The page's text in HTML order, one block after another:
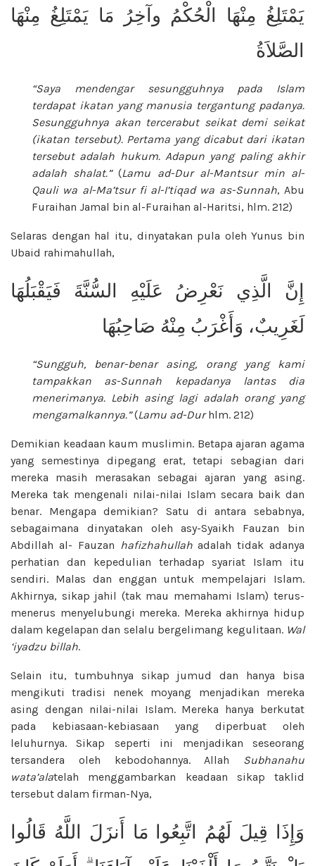
يَمْتَلِغُ مِنْهَا الْحُكْمُ وآخِرُ مَا يَمْتَلِغُ مِنْهَا
الصَّلاَةُ
“Saya mendengar sesungguhnya pada Islam
terdapat ikatan yang manusia tergantung padanya.
Sesungguhnya akan tercerabut seikat demi seikat
(ikatan tersebut). Pertama yang dicabut dari ikatan
tersebut adalah hukum. Adapun yang paling akhir
adalah shalat.”(Lamu ad-Dur al-Mantsur min al-
Qauli wa al-Ma’tsur fi al-I’tiqad wa as-Sunnah, Abu
Furaihan Jamal bin al-Furaihan al-Haritsi, hlm. 212)
Selaras dengan hal itu, dinyatakan pula oleh Yunus bin
Ubaid rahimahullah,
إِنَّ الَّذِي نَعْرِضُ عَلَيْهِ السُّنَّةَ فَيَقْبَلُهَا
لَغَرِيبٌ، وَأَغْرَبُ مِنْهُ صَاحِبُهَا
“Sungguh, benar-benar asing, orang yang kami
tampakkan as-Sunnah kepadanya lantas dia
menerimanya. Lebih asing lagi adalah orang yang
mengamalkannya.”(Lamu ad-Durhlm. 212)
Demikian keadaan kaum muslimin. Betapa ajaran agama
yang semestinya dipegang erat, tetapi sebagian dari
mereka masih merasakan sebagai ajaran yang asing.
Mereka tak mengenali nilai-nilai Islam secara baik dan
benar. Mengapa demikian? Satu di antara sebabnya,
sebagaimana dinyatakan oleh asy-Syaikh Fauzan bin
Abdillah al- Fauzan hafizhahullahadalah tidak adanya
perhatian dan kepedulian terhadap syariat Islam itu
sendiri. Malas dan enggan untuk mempelajari Islam.
Akhirnya, sikap jahil (tak mau memahami Islam) terus-
menerus menyelubungi mereka. Mereka akhirnya hidup
dalam kegelapan dan selalu bergelimang kegulitaan. Wal
‘iyadzu billah.
Selain itu, tumbuhnya sikap jumud dan hanya bisa
mengikuti tradisi nenek moyang menjadikan mereka
asing dengan nilai-nilai Islam. Mereka hanya berkutat
pada kebiasaan-kebiasaan yang diperbuat oleh
leluhurnya. Sikap seperti ini menjadikan seseorang
tersandera oleh kebodohannya. Allah Subhanahu
wata’alatelah menggambarkan keadaan sikap taklid
tersebut dalam firman-Nya,
وَإِذَا قِيلَ لَهُمُ اتَّبِعُوا مَا أَنزَلَ اللَّهُ قَالُوا